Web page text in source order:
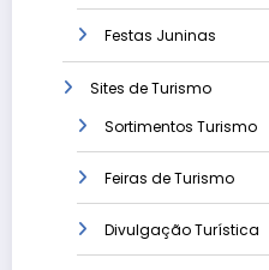
Festas Juninas
Sites de Turismo
Sortimentos Turismo
Feiras de Turismo
Divulgação Turística